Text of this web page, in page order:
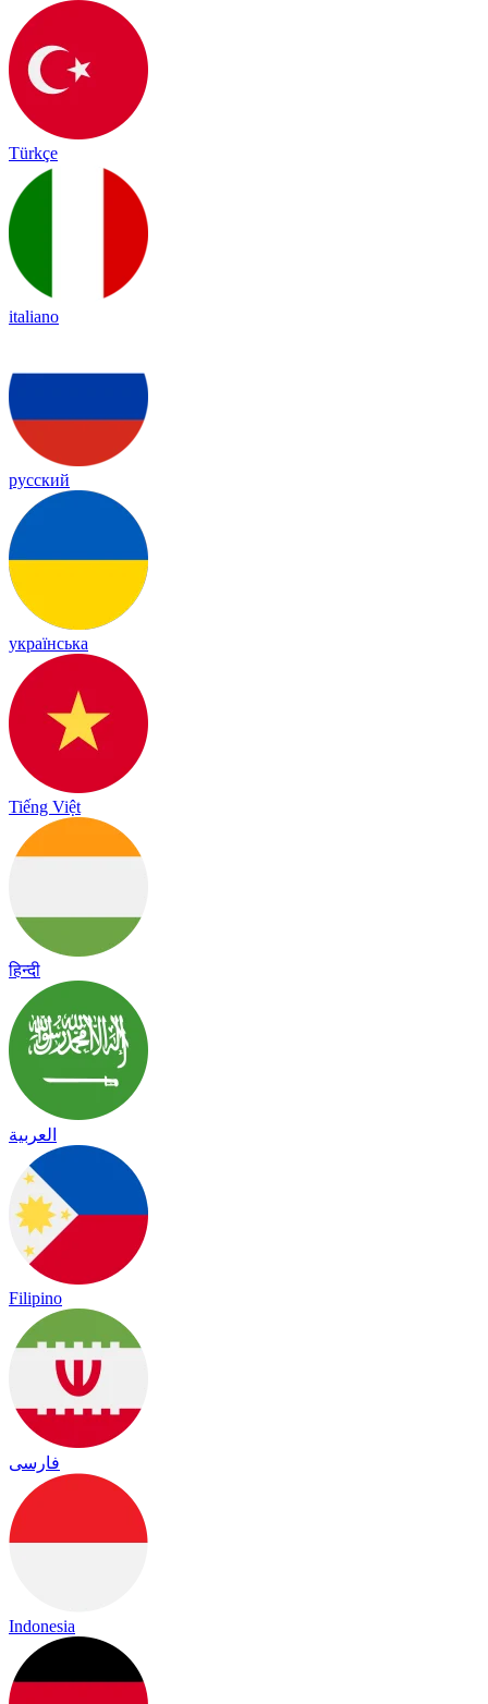
Türkçe
italiano
русский
українська
Tiếng Việt
हिन्दी
العربية
Filipino
فارسی
Indonesia